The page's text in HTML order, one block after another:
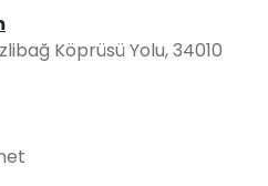
Köprüsü Yolu, 34010